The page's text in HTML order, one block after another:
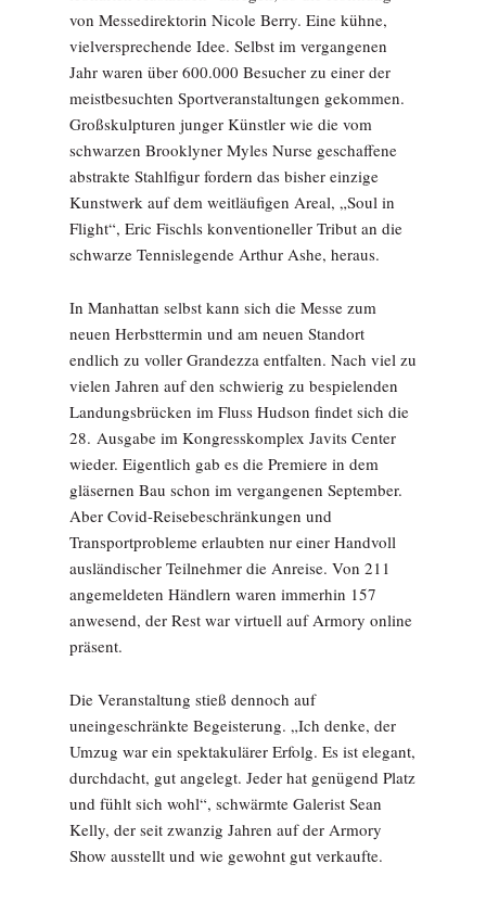
von Messedirektorin Nicole Berry. Eine kühne,
vielversprechende Idee. Selbst im vergangenen
Jahr waren über 600.000 Besucher zu einer der
meistbesuchten Sportveranstaltungen gekommen.
Großskulpturen junger Künstler wie die vom
schwarzen Brooklyner Myles Nurse geschaffene
abstrakte Stahlfigur fordern das bisher einzige
Kunstwerk auf dem weitläufigen Areal, „Soul in
Flight“, Eric Fischls konventioneller Tribut an die
schwarze Tennislegende Arthur Ashe, heraus.
In Manhattan selbst kann sich die Messe zum
neuen Herbsttermin und am neuen Standort
endlich zu voller Grandezza entfalten. Nach viel zu
vielen Jahren auf den schwierig zu bespielenden
Landungsbrücken im Fluss Hudson findet sich die
28. Ausgabe im Kongresskomplex Javits Center
wieder. Eigentlich gab es die Premiere in dem
gläsernen Bau schon im vergangenen September.
Aber Covid-Reisebeschränkungen und
Transportprobleme erlaubten nur einer Handvoll
ausländischer Teilnehmer die Anreise. Von 211
angemeldeten Händlern waren immerhin 157
anwesend, der Rest war virtuell auf Armory online
präsent.
Die Veranstaltung stieß dennoch auf
uneingeschränkte Begeisterung. „Ich denke, der
Umzug war ein spektakulärer Erfolg. Es ist elegant,
durchdacht, gut angelegt. Jeder hat genügend Platz
und fühlt sich wohl“, schwärmte Galerist Sean
Kelly, der seit zwanzig Jahren auf der Armory
Show ausstellt und wie gewohnt gut verkaufte.